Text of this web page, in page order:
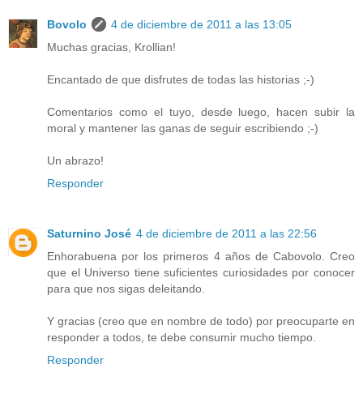
Bovolo
4 de diciembre de 2011 a las 13:05
Muchas gracias, Krollian!
Encantado de que disfrutes de todas las historias ;-)
Comentarios como el tuyo, desde luego, hacen subir la
moral y mantener las ganas de seguir escribiendo ;-)
Un abrazo!
Responder
Saturnino José 4 de diciembre de 2011 a las 22:56
Enhorabuena por los primeros 4 años de Cabovolo. Creo
que el Universo tiene suficientes curiosidades por conocer
para que nos sigas deleitando.
Y gracias (creo que en nombre de todo) por preocuparte en
responder a todos, te debe consumir mucho tiempo.
Responder